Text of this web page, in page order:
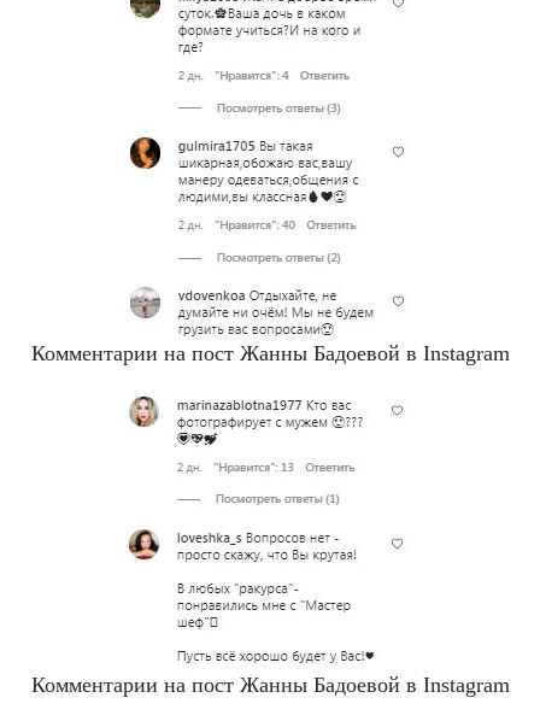
Комментарии на пост Жанны Бадоевой в Instagram
Комментарии на пост Жанны Бадоевой в Instagram